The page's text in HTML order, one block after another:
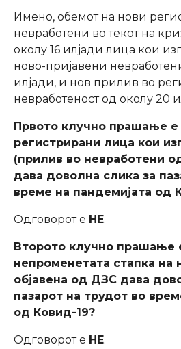
Имено, обемот на нови
невработени во текот на
околу 16 илјади лица кои
ново-пријавени
илјади, и нов прилив во
невработеност од околу 20
Првото клучно прашање е
регистрирани лица кои
(прилив во невработени
дава доволна слика за
време на пандемијата од
Одговорот е НЕ.
Второто клучно прашање
непроменетата стапка на
објавена од ДЗС дава
пазарот на трудот во
од Ковид-19?
Одговорот е НЕ.